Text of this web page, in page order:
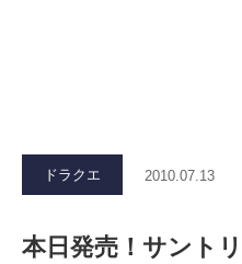
ドラクエ 2010.07.13
本日発売！サント